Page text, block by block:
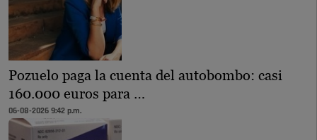
Pozuelo paga la cuenta del autobombo: casi
160.000 euros para …
06-08-2026 9:42 p.m.